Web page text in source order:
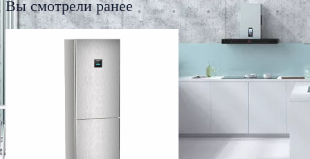
Вы смотрели ранее